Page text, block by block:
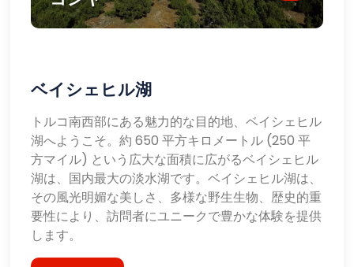
ベイシェヒル湖
トルコ南西部にある魅力的な目的地、ベイシェヒル
湖へようこそ。約 650 平方キロメートル (250 平
方マイル) という広大な面積に広がるベイシェヒル
湖は、国内最大の淡水湖です。ベイシェヒル湖は、
その風光明媚な美しさ、多様な野生生物、歴史的重
要性により、訪問者にユニークで豊かな体験を提供
します。